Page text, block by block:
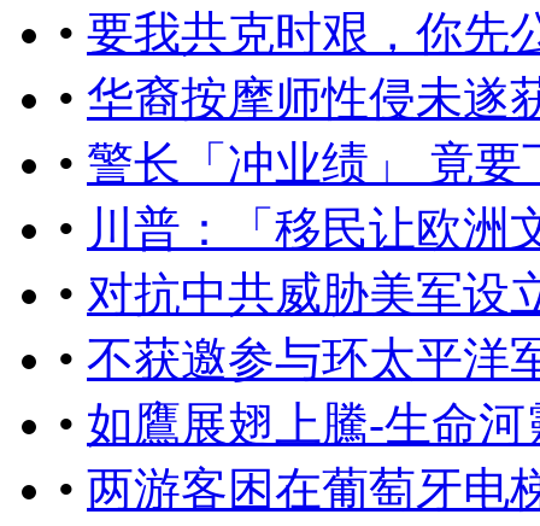
• 要我共克时艰，你先
• 华裔按摩师性侵未遂
• 警长「冲业绩」 竟
• 川普：「移民让欧洲
• 对抗中共威胁美军设
• 不获邀参与环太平洋
• 如鷹展翅上騰-生命
• 两游客困在葡萄牙电